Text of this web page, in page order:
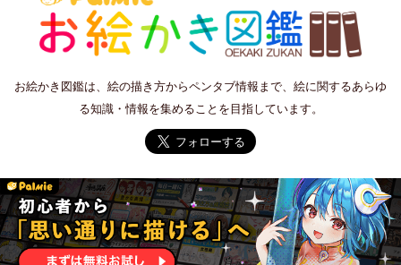
お絵かき図鑑は、絵の描き方からペンタブ情報まで、絵に関するあらゆ
る知識・情報を集めることを目指しています。